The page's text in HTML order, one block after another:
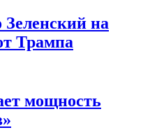
Зеленский на
Трампа
мощность